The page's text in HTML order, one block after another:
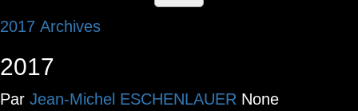
2017 Archives
2017
Par Jean-Michel ESCHENLAUER None